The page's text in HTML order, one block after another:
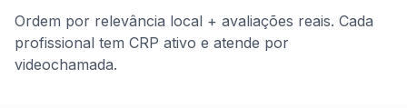
Ordem por relevância local + avaliações reais. Cada
profissional tem CRP ativo e atende por
videochamada.